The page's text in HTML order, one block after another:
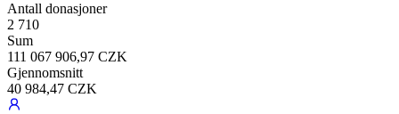
Antall donasjoner
2 710
Sum
111 067 906,97 CZK
Gjennomsnitt
40 984,47 CZK